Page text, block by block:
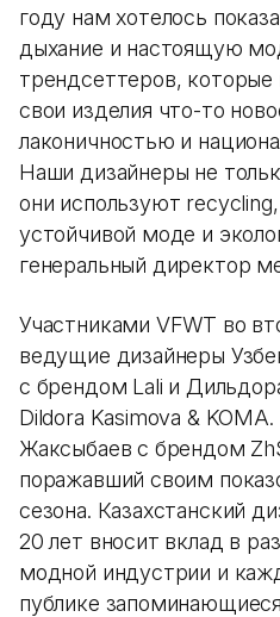
году нам хотелось
дыхание и настоящую
трендсеттеров, которые
свои изделия что-то
лаконичностью и
Наши дизайнеры не
они используют
устойчивой моде и
генеральный директор
Участниками VFWT во
ведущие дизайнеры
с брендом Lali и
Dildora Kasimova &
Жаксыбаев с брендом
поражавший своим
сезона. Казахстанский
20 лет вносит вклад в
модной индустрии и
публике